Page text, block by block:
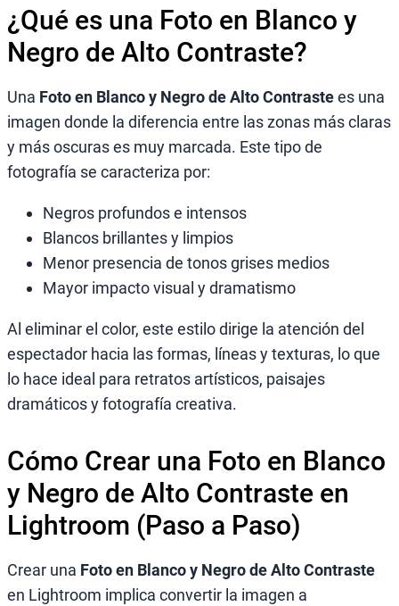
¿Qué es una Foto en Blanco y
Negro de Alto Contraste?
Una Foto en Blanco y Negro de Alto Contrastees una
imagen donde la diferencia entre las zonas más claras
y más oscuras es muy marcada. Este tipo de
fotografía se caracteriza por:
Negros profundos e intensos
Blancos brillantes y limpios
Menor presencia de tonos grises medios
Mayor impacto visual y dramatismo
Al eliminar el color, este estilo dirige la atención del
espectador hacia las formas, líneas y texturas, lo que
lo hace ideal para retratos artísticos, paisajes
dramáticos y fotografía creativa.
Cómo Crear una Foto en Blanco
y Negro de Alto Contraste en
Lightroom (Paso a Paso)
Crear una Foto en Blanco y Negro de Alto Contraste
en Lightroom implica convertir la imagen a